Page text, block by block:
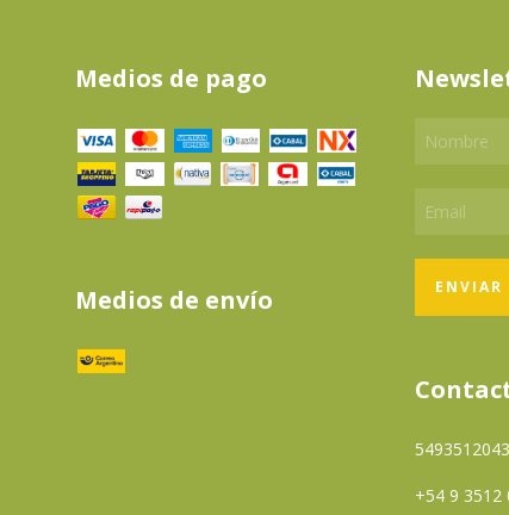
Medios de pago
Medios de envío
+54 9 3512